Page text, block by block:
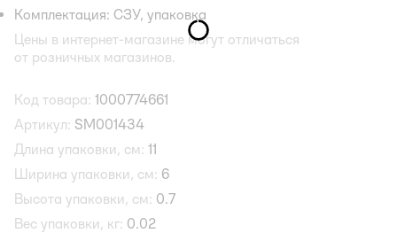
Комплектация: СЗУ, упаковка
Цены в интернет-магазине могут отличаться
от розничных магазинов.
Код товара: 1000774661
Артикул: SM001434
Длина упаковки, см: 11
Ширина упаковки, см: 6
Высота упаковки, см: 0.7
Вес упаковки, кг: 0.02